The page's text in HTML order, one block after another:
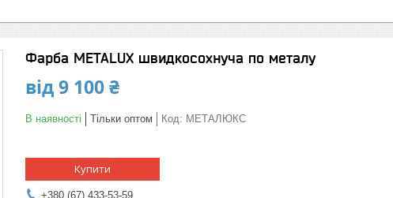
Фарба METALUX швидкосохнуча по металу
від9 100 ₴
В наявності Тільки оптом Код: МЕТАЛЮКС
Купити
+380 (67) 433-53-59